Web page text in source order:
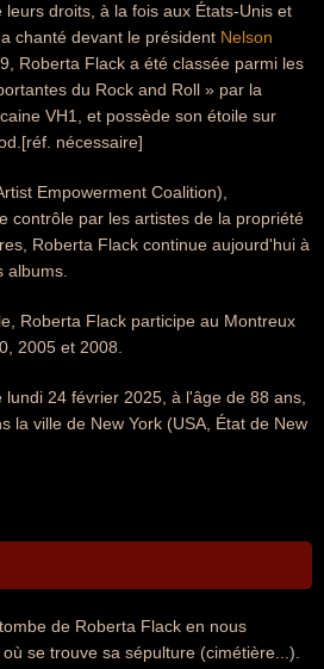
droits, à la fois aux États-Unis et
chanté devant le président Nelson
Roberta Flack a été classée parmi les
du Rock and Roll » par la
VH1, et possède son étoile sur
nécessaire]
Empowerment Coalition),
contrôle par les artistes de la propriété
Roberta Flack continue aujourd'hui à
albums.
Roberta Flack participe au Montreux
2005 et 2008.
24 février 2025, à l'âge de 88 ans,
la ville de New York (USA, État de New
de Roberta Flack en nous
se trouve sa sépulture (cimétière...).